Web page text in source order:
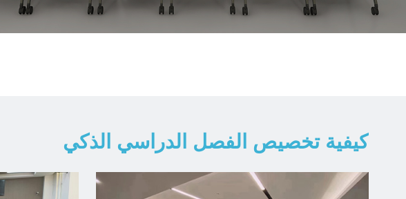
كيفية تخصيص الفصل الدراسي الذكي